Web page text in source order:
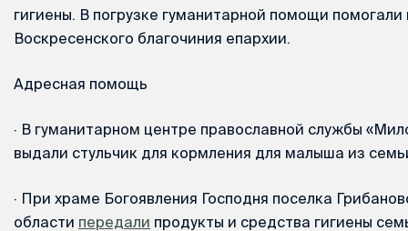
гигиены. В погрузке гуманитарной помощи помогали
Воскресенского благочиния епархии.
Адресная помощь
· В гуманитарном центре православной службы
выдали стульчик для кормления для малыша из
· При храме Богоявления Господня поселка
области передали продукты и средства гигиены